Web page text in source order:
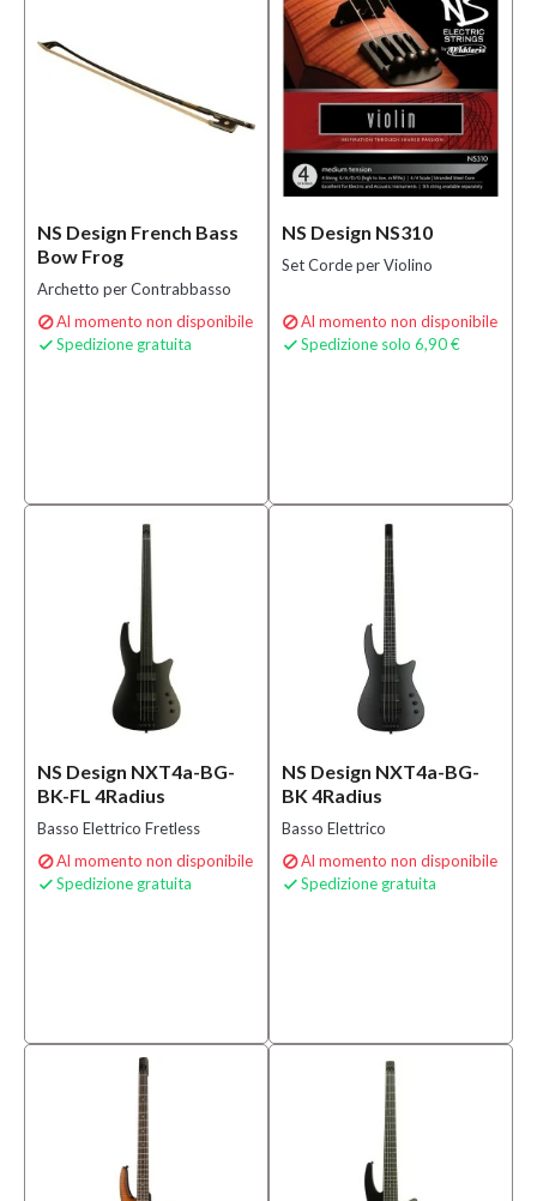
NS Design French Bass
Bow Frog
Archetto per Contrabbasso
Al momento non disponibile
 Spedizione gratuita
NS Design NS310
Set Corde per Violino
Al momento non disponibile
 Spedizione solo 6,90 €
NS Design NXT4a-BG-
BK-FL 4Radius
Basso Elettrico Fretless
Al momento non disponibile
 Spedizione gratuita
NS Design NXT4a-BG-
BK 4Radius
Basso Elettrico
Al momento non disponibile
 Spedizione gratuita